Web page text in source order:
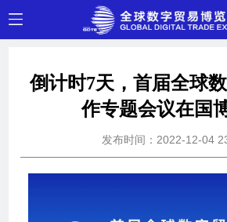
倒计时7天，首届全球
作专题会议在国
发布时间：2022-12-04